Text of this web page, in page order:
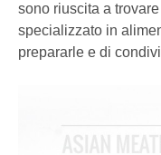
sono riuscita a
specializzato in
prepararle e di